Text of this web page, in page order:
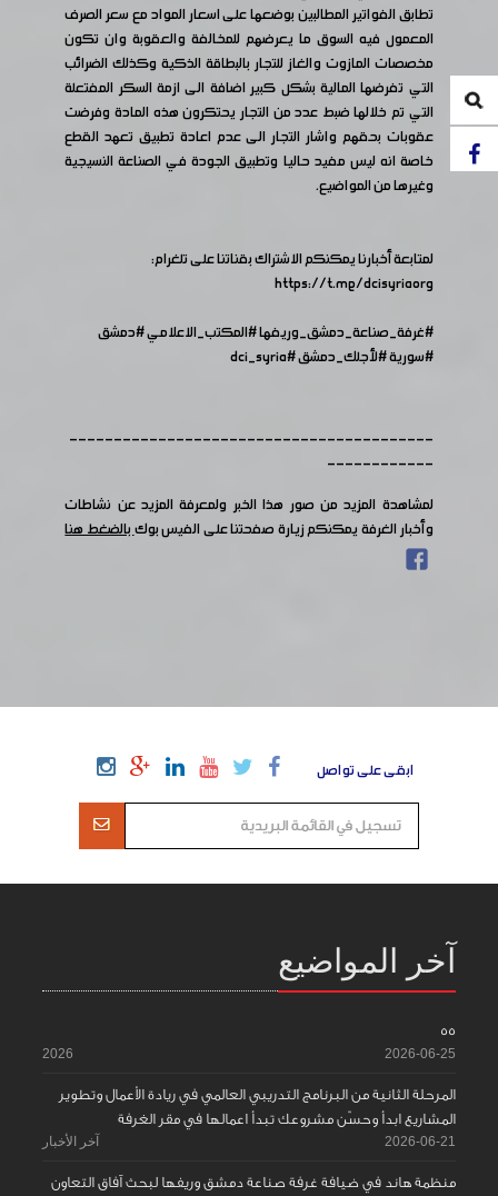
تطابق الفواتير المطالبين بوضعها على اسعار المواد مع سعر الصرف
المعمول فيه السوق ما يعرضهم للمخالفة والعقوبة وان تكون
مخصصات المازوت والغاز للتجار بالبطاقة الذكية وكذلك الضرائب
التي تفرضها المالية بشكل كبير اضافة الى ازمة السكر المفتعلة
التي تم خلالها ضبط عدد من التجار يحتكرون هذه المادة وفرضت
عقوبات بحقهم واشار التجار الى عدم اعادة تطبيق تعهد القطع
خاصة انه ليس مفيد حاليا وتطبيق الجودة في الصناعة النسيجية
وغيرها من المواضيع.
لمتابعة أخبارنا يمكنكم الاشتراك بقناتنا على تلغرام:
https://t.me/dcisyriaorg
#غرفة_صناعة_دمشق_وريفها#المكتب_الاعلامي#دمشق
#سورية#لأجلك_دمشق#dci_syria
-----------------------------------------
------------
لمشاهدة المزيد من صور هذا الخبر ولمعرفة المزيد عن نشاطات
وأخبار الغرفة يمكنكم زيارة صفحتنا على الفيس بوكبالضغط هنا
ابقى على تواصل
آخر المواضيع
55
2026-06-25
2026
المرحلة الثانية من البرنامج التدريبي العالمي في ريادة الأعمال وتطوير
المشاريع ابدأ وحسّن مشروعك تبدأ اعمالها في مقر الغرفة
2026-06-21 آخر الأخبار
منظمة هاند في ضيافة غرفة صناعة دمشق وريفها لبحث آفاق التعاون